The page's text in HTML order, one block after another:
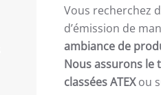
Vous recherchez
d’émission de
ambiance de
Nous assurons
classées ATEXou